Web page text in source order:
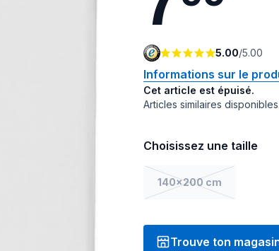
5.00/5.00
Informations sur le
Cet article est épuisé.
Articles similaires disponibles.
Choisissez une taille
140x200 cm
Trouve ton